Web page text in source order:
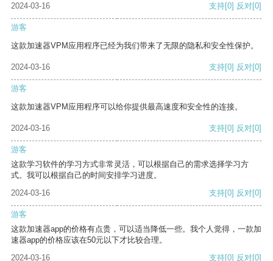
2024-03-16
支持[0] 反对[0]
游客
这款加速器VPM应用程序已经为我们带来了无限的隐私和安全性保护。
2024-03-16 支持[0] 反对[0]
游客
这款加速器VPM应用程序可以给你提供最高速度和安全性的连接。
2024-03-16 支持[0] 反对[0]
游客
这款学习软件的学习方式非常灵活，可以根据自己的需求选择学习方
式。我可以根据自己的时间安排学习进度。
2024-03-16
支持[0] 反对[0]
游客
这款加速器app的价格有点贵，可以适当降低一些。我个人觉得，一款加
速器app的价格应该在50元以下才比较合理。
2024-03-16
支持[0] 反对[0]